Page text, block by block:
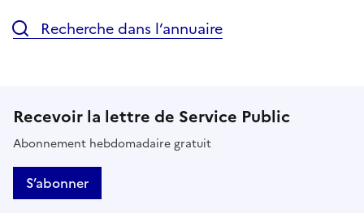
Recherche dans l’annuaire
Recevoir la lettre de Service Public
Abonnement hebdomadaire gratuit
S’abonner